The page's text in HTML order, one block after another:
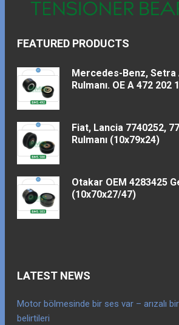
FEATURED PRODUCTS
Mercedes-Benz,
Rulmanı. OE A 472 202
Fiat, Lancia 7740252,
Rulmanı (10x79x24)
Otakar OEM 4283425
(10x70x27/47)
LATEST NEWS
Motor bölmesinde bir ses var – arızalı bir
belirtileri